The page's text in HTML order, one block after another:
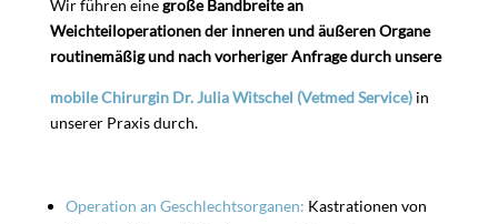
Wir führen einegroße Bandbreite an
Weichteiloperationen der inneren und äußeren Organe
routinemäßig und nach vorheriger Anfrage durch unsere
mobile Chirurgin Dr. Julia Witschel (Vetmed Service) in
unserer Praxis durch.
Operation an Geschlechtsorganen: Kastrationen von